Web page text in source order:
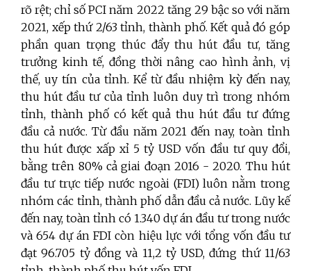
rõ rệt; chỉ số PCI năm 2022 tăng 29 bậc so với năm
2021, xếp thứ 2/63 tỉnh, thành phố. Kết quả đó góp
phần quan trọng thúc đẩy thu hút đầu tư, tăng
trưởng kinh tế, đồng thời nâng cao hình ảnh, vị
thế, uy tín của tỉnh. Kể từ đầu nhiệm kỳ đến nay,
thu hút đầu tư của tỉnh luôn duy trì trong nhóm
tỉnh, thành phố có kết quả thu hút đầu tư đứng
đầu cả nước. Từ đầu năm 2021 đến nay, toàn tỉnh
thu hút được xấp xỉ 5 tỷ USD vốn đầu tư quy đổi,
bằng trên 80% cả giai đoạn 2016 - 2020. Thu hút
đầu tư trực tiếp nước ngoài (FDI) luôn nằm trong
nhóm các tỉnh, thành phố dẫn đầu cả nước. Lũy kế
đến nay, toàn tỉnh có 1.340 dự án đầu tư trong nước
và 654 dự án FDI còn hiệu lực với tổng vốn đầu tư
đạt 96.705 tỷ đồng và 11,2 tỷ USD, đứng thứ 11/63